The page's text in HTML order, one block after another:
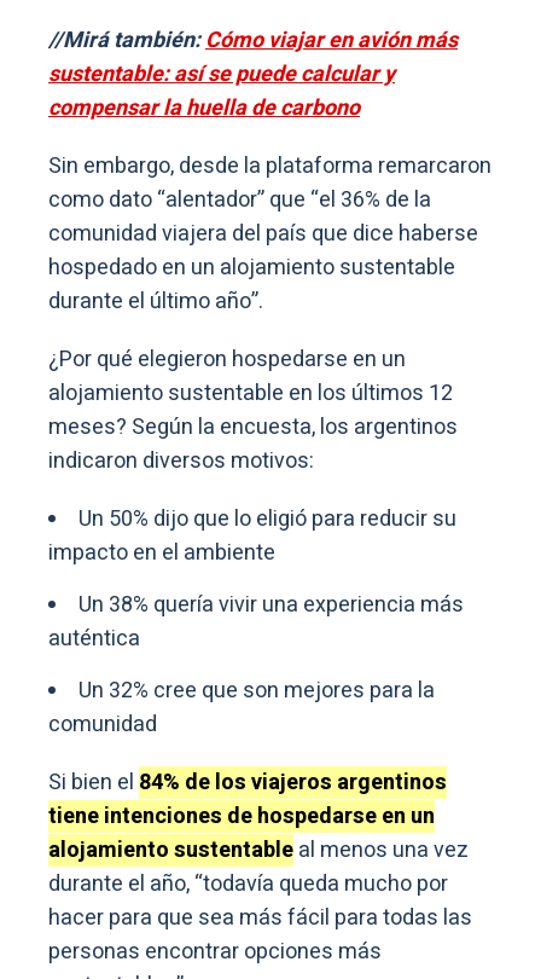
//Mirá también:Cómo viajar en avión más
sustentable: así se puede calcular y
compensar la huella de carbono
Sin embargo, desde la plataforma remarcaron
como dato “alentador” que “el 36% de la
comunidad viajera del país que dice haberse
hospedado en un alojamiento sustentable
durante el último año”.
¿Por qué elegieron hospedarse en un
alojamiento sustentable en los últimos 12
meses? Según la encuesta, los argentinos
indicaron diversos motivos:
Un 50% dijo que lo eligió para reducir su
impacto en el ambiente
Un 38% quería vivir una experiencia más
auténtica
Un 32% cree que son mejores para la
comunidad
Si bien el 84% de los viajeros argentinos
tiene intenciones de hospedarse en un
alojamiento sustentableal menos una vez
durante el año, “todavía queda mucho por
hacer para que sea más fácil para todas las
personas encontrar opciones más